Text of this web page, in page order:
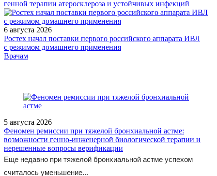
генной терапии атеросклероза и устойчивых инфекций
6 августа 2026
Ростех начал поставки первого российского аппарата ИВЛ
с режимом домашнего применения
/legislation/law/
Врачам
5 августа 2026
Феномен ремиссии при тяжелой бронхиальной астме:
возможности генно-инженерной биологической терапии и
нерешенные вопросы верификации
Еще недавно при тяжелой бронхиальной астме успехом
считалось уменьшение...